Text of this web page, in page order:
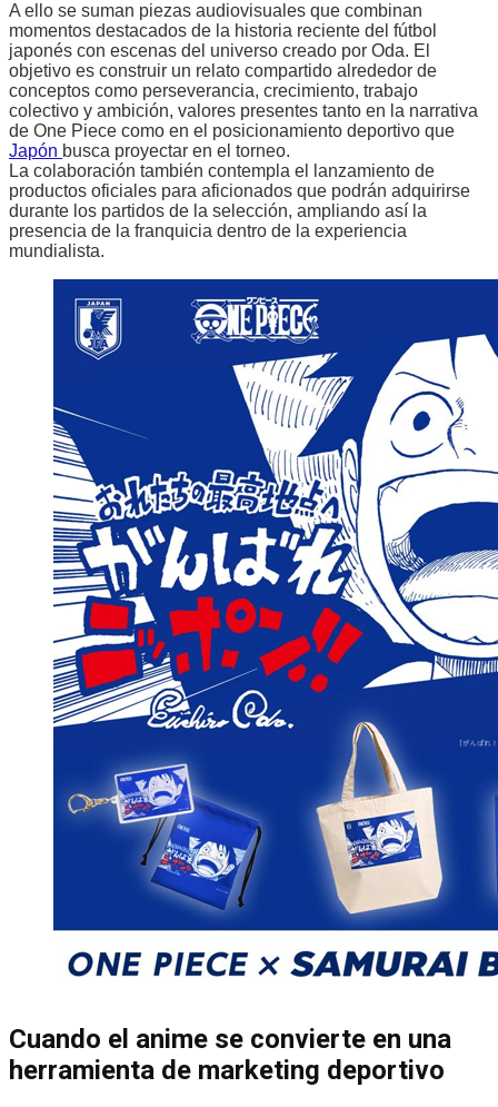
A ello se suman piezas audiovisuales que combinan
momentos destacados de la historia reciente del fútbol
japonés con escenas del universo creado por Oda. El
objetivo es construir un relato compartido alrededor de
conceptos como perseverancia, crecimiento, trabajo
colectivo y ambición, valores presentes tanto en la narrativa
de One Piece como en el posicionamiento deportivo que
Japón busca proyectar en el torneo.
La colaboración también contempla el lanzamiento de
productos oficiales para aficionados que podrán adquirirse
durante los partidos de la selección, ampliando así la
presencia de la franquicia dentro de la experiencia
mundialista.
Cuando el anime se convierte en una
herramienta de marketing deportivo